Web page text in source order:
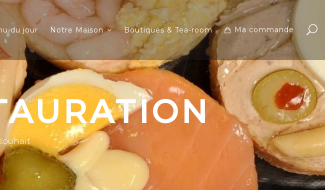
du jour Notre Maison Boutiques & Tea-room Ma commande